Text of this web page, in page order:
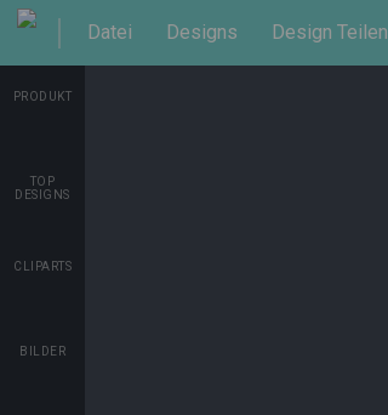
Datei Designs Design Teilen
PRODUKT
TOP
DESIGNS
CLIPARTS
BILDER